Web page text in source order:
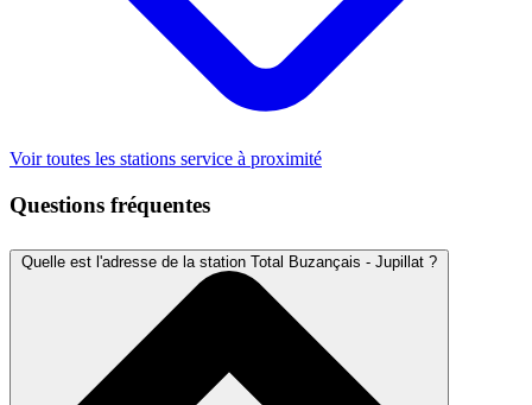
Voir toutes les stations service à proximité
Questions fréquentes
Quelle est l'adresse de la station Total Buzançais - Jupillat ?